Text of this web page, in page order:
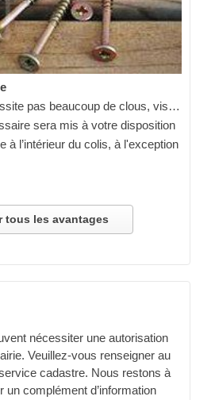
pas beaucoup de clous, vis…
sera mis à votre disposition
à l’intérieur du colis, à l'exception
tous les avantages
nécessiter une autorisation
Veuillez-vous renseigner au
cadastre. Nous restons à
un complément d’information